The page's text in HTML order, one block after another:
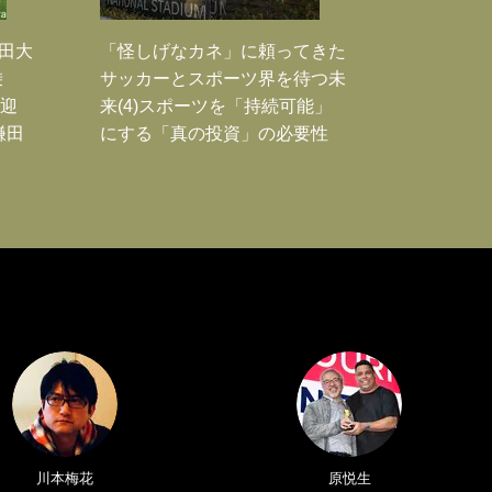
大
田
「怪しげなカネ」に頼ってきた
サッカーとスポーツ界を待つ未
来(4)スポーツを「持続可能」
にする「真の投資」の必要性
川本梅花 原悦生